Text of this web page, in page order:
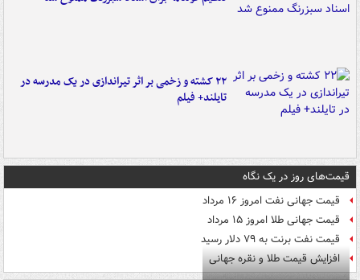
۲۲ کشته و زخمی بر اثر تیراندازی در یک مدرسه در
تایلند+ فیلم
قیمت‌های روز در یک نگاه
قیمت جهانی نفت امروز ۱۶ مرداد
قیمت جهانی طلا امروز ۱۵ مرداد
قیمت نفت برنت به ۷۹ دلار رسید
افزایش قیمت طلا و نقره جهانی